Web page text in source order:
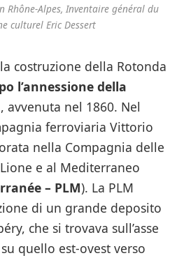
Rhône-Alpes, Inventaire général du
culturel Eric Dessert
costruzione della Rotonda
l’annessione della
, avvenuta nel 1860. Nel
ferroviaria Vittorio
nella Compagnia delle
e al Mediterraneo
– PLM). La PLM
di un grande deposito
che si trovava sull’asse
quello est-ovest verso